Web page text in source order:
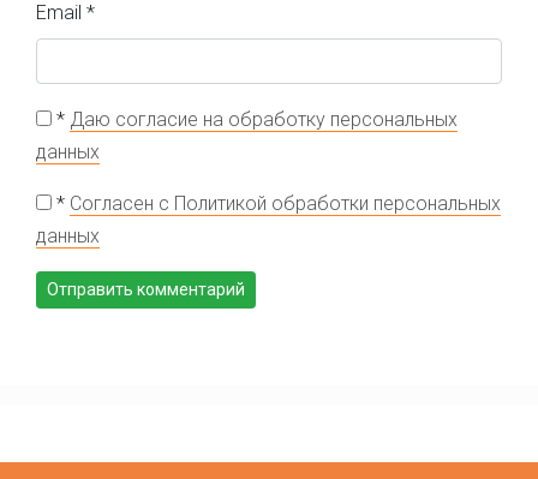
Email *
* Даю согласие на обработку персональных
данных
* Согласен с Политикой обработки персональных
данных